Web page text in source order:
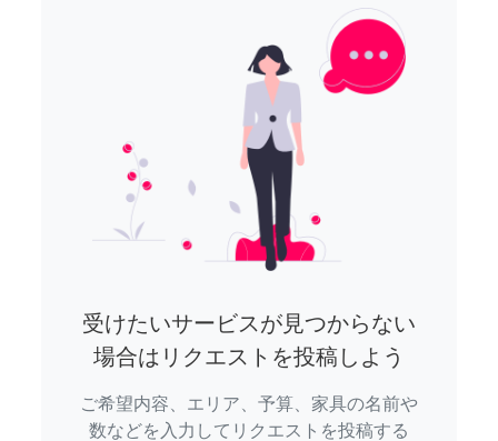
受けたいサービスが見つからない
場合はリクエストを投稿しよう
ご希望内容、エリア、予算、家具の名前や
数などを入力してリクエストを投稿する